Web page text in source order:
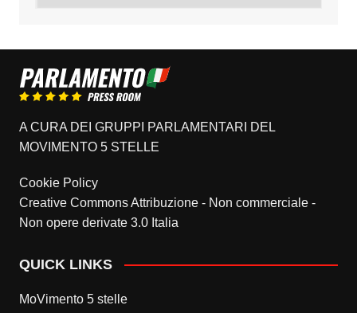
A CURA DEI GRUPPI PARLAMENTARI DEL
MOVIMENTO 5 STELLE
Cookie Policy
Creative Commons Attribuzione - Non commerciale -
Non opere derivate 3.0 Italia
QUICK LINKS
MoVimento 5 stelle